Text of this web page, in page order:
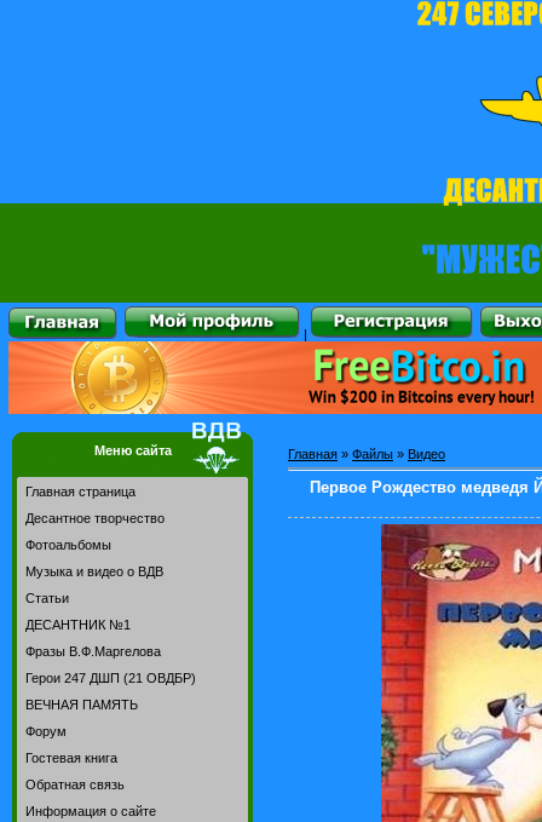
|
Меню сайта
Главная страница
Десантное творчество
Фотоальбомы
Музыка и видео о ВДВ
Статьи
ДЕСАНТНИК №1
Фразы В.Ф.Маргелова
Герои 247 ДШП (21 ОВДБР)
ВЕЧНАЯ ПАМЯТЬ
Форум
Гостевая книга
Обратная связь
Информация о сайте
Главная » Файлы » Видео
Первое Рождество медведя